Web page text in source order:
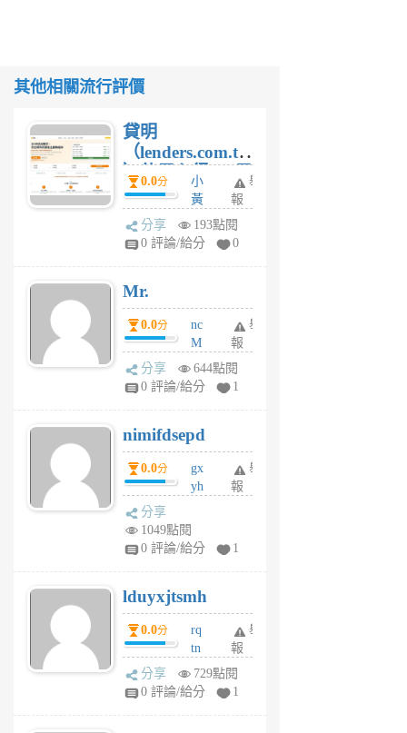
其他相關流行評價
貸明
（lenders.com.tw
）使用心得 — 民
間貸款比較平台
體驗
0.0分
小
黃
蜂
1
舉
報
分享
193點閱
0 評論/給分
0
Mr.
0.0分
nc
M
U
F
U
5
個
月
舉
報
分享
644點閱
0 評論/給分
1
nimifdsepd
0.0分
gx
yh
jl
月
前
舉
報
分享
1049點閱
0 評論/給分
1
lduyxjtsmh
0.0分
rq
tn
jt
gl
舉
報
分享
729點閱
0 評論/給分
1